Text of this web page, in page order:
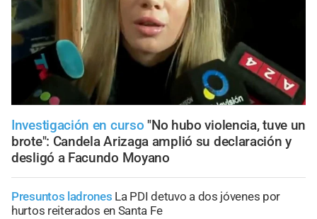
Investigación en curso "No hubo violencia, tuve un
brote": Candela Arizaga amplió su declaración y
desligó a Facundo Moyano
Presuntos ladrones La PDI detuvo a dos jóvenes por
hurtos reiterados en Santa Fe